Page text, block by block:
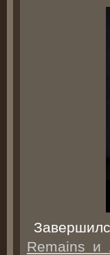
Remains и